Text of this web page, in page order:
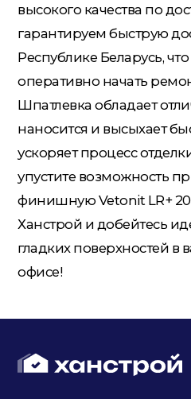
высокого качества по
гарантируем быструю
Республике Беларусь,
оперативно начать
Шпатлевка обладает
наносится и высыхает
ускоряет процесс
упустите возможность
финишную Vetonit LR+
Ханстрой и добейтесь
гладких поверхностей
офисе!